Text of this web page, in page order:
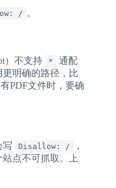
/ 。
）不支持 *
通配
明确的路径，比
PDF文件时，要确
写 Disallow: /
，
站点不可抓取。上